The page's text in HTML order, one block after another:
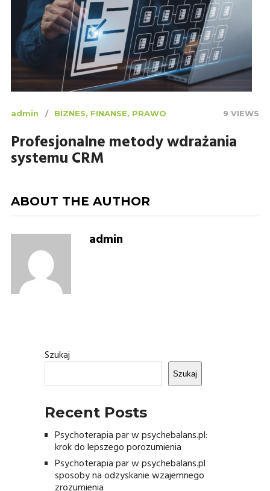
admin BIZNES, FINANSE, PRAWO 9 VIEWS
Profesjonalne metody wdrażania
systemu CRM
ABOUT THE AUTHOR
admin
Szukaj
Szukaj
Recent Posts
Psychoterapia par w psychebalans.pl:
krok do lepszego porozumienia
Psychoterapia par w psychebalans.pl
sposoby na odzyskanie wzajemnego